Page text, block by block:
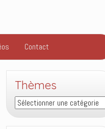
Contact
Thèmes
Thèmes